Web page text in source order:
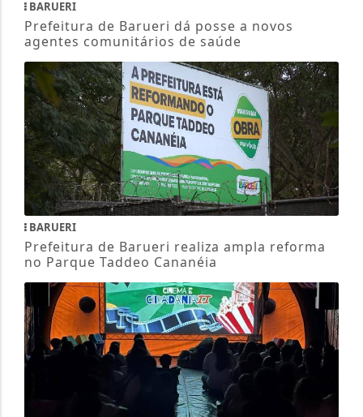
BARUERI
Prefeitura de Barueri dá posse a novos
agentes comunitários de saúde
BARUERI
Prefeitura de Barueri realiza ampla reforma
no Parque Taddeo Cananéia